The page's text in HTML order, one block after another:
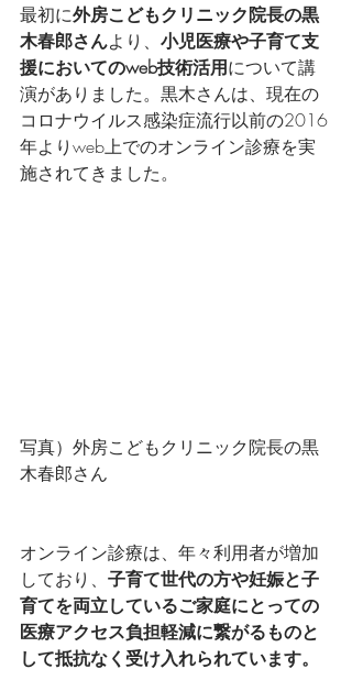
最初に外房こどもクリニック院長の黒
木春郎さんより、 小児医療や子育て支
援においてのweb技術活用について講
演がありました。黒木さんは、現在の
コロナウイルス感染症流行以前の2016
年よりweb上でのオンライン診療を実
施されてきました。
写真）外房こどもクリニック院長の黒
木春郎さん
オンライン診療は、年々利用者が増加
しており、 子育て世代の方や妊娠と子
育てを両立しているご家庭にとっての
医療アクセス負担軽減に繋がるものと
して抵抗なく受け入れられています。